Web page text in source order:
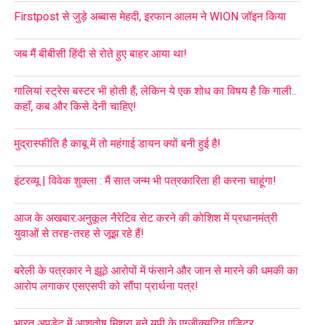
Firstpost से जुड़े अब्बास मेहदी, इरफान आलम ने WION जॉइन किया
जब मैं बीबीसी हिंदी से रोते हुए बाहर आया था!
गालियां स्ट्रेस बस्टर भी होती हैं; लेकिन ये एक शोध का विषय है कि गाली..
कहाँ, कब और किसे देनी चाहिए!
मुद्रास्फीति है काबू में तो महंगाई डायन क्यों बनी हुई है!
इंटरव्यू | विवेक शुक्ला : मैं सात जन्म भी पत्रकारिता ही करना चाहूंगा!
आज के अखबार:अनुकूल नैरेटिव सेट करने की कोशिश में प्रधानमंत्री
युवाओं से तरह-तरह से जूझ रहे हैं!
बरेली के पत्रकार ने झूठे आरोपों में फंसाने और जान से मारने की धमकी का
आरोप लगाकर एसएसपी को सौंपा प्रार्थना पत्र!